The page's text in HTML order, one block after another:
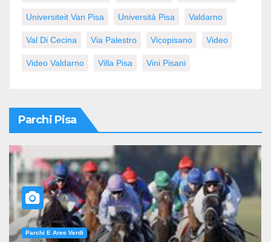
Universiteit Van Pisa Università Pisa Valdarno
Val Di Cecina Via Palestro Vicopisano Video
Video Valdarno Villa Pisa Vini Pisani
Parchi Pisa
Parchi E Aree Verdi